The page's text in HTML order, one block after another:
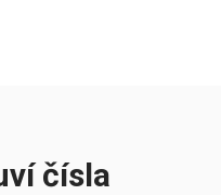
čísla